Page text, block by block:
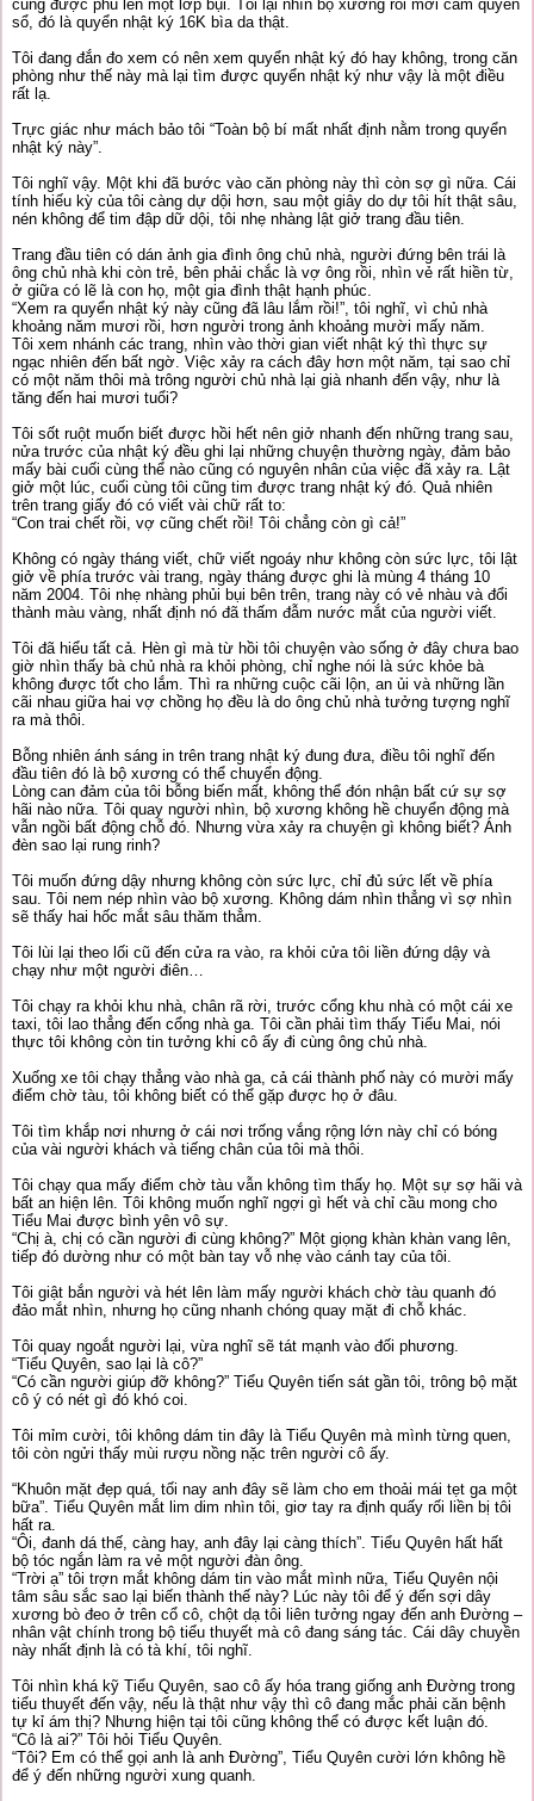
cũng được phủ lên một lớp bụi. Tôi lại nhìn bộ xương rồi mới cầm quyển
sổ, đó là quyển nhật ký 16K bìa da thật.
Tôi đang đắn đo xem có nên xem quyển nhật ký đó hay không, trong căn
phòng như thế này mà lại tìm được quyển nhật ký như vậy là một điều
rất lạ.
Trực giác như mách bảo tôi “Toàn bộ bí mất nhất định nằm trong quyển
nhật ký này”.
Tôi nghĩ vậy. Một khi đã bước vào căn phòng này thì còn sợ gì nữa. Cái
tính hiếu kỳ của tôi càng dự dội hơn, sau một giây do dự tôi hít thật sâu,
nén không để tim đập dữ dội, tôi nhẹ nhàng lật giở trang đầu tiên.
Trang đầu tiên có dán ảnh gia đình ông chủ nhà, người đứng bên trái là
ông chủ nhà khi còn trẻ, bên phải chắc là vợ ông rồi, nhìn vẻ rất hiền từ,
ở giữa có lẽ là con họ, một gia đình thật hạnh phúc.
“Xem ra quyển nhật ký này cũng đã lâu lắm rồi!”, tôi nghĩ, vì chủ nhà
khoảng năm mươi rồi, hơn người trong ảnh khoảng mười mấy năm.
Tôi xem nhánh các trang, nhìn vào thời gian viết nhật ký thì thực sự
ngạc nhiên đến bất ngờ. Việc xảy ra cách đây hơn một năm, tại sao chỉ
có một năm thôi mà trông người chủ nhà lại già nhanh đến vậy, như là
tăng đến hai mươi tuổi?
Tôi sốt ruột muốn biết được hồi hết nên giở nhanh đến những trang sau,
nửa trước của nhật ký đều ghi lại những chuyện thường ngày, đảm bảo
mấy bài cuối cùng thể nào cũng có nguyên nhân của việc đã xảy ra. Lật
giở một lúc, cuối cùng tôi cũng tim được trang nhật ký đó. Quả nhiên
trên trang giấy đó có viết vài chữ rất to:
“Con trai chết rồi, vợ cũng chết rồi! Tôi chẳng còn gì cả!”
Không có ngày tháng viết, chữ viết ngoáy như không còn sức lực, tôi lật
giở về phía trước vài trang, ngày tháng được ghi là mùng 4 tháng 10
năm 2004. Tôi nhẹ nhàng phủi bụi bên trên, trang này có vẻ nhàu và đổi
thành màu vàng, nhất định nó đã thấm đẫm nước mắt của người viết.
Tôi đã hiểu tất cả. Hèn gì mà từ hồi tôi chuyện vào sống ở đây chưa bao
giờ nhìn thấy bà chủ nhà ra khỏi phòng, chỉ nghe nói là sức khỏe bà
không được tốt cho lắm. Thì ra những cuộc cãi lộn, an ủi và những lần
cãi nhau giữa hai vợ chồng họ đều là do ông chủ nhà tưởng tượng nghĩ
ra mà thôi.
Bỗng nhiên ánh sáng in trên trang nhật ký đung đưa, điều tôi nghĩ đến
đầu tiên đó là bộ xương có thể chuyển động.
Lòng can đảm của tôi bỗng biến mất, không thể đón nhận bất cứ sự sợ
hãi nào nữa. Tôi quay người nhìn, bộ xương không hề chuyển động mà
vẫn ngồi bất động chỗ đó. Nhưng vừa xảy ra chuyện gì không biết? Ánh
đèn sao lại rung rinh?
Tôi muốn đứng dậy nhưng không còn sức lực, chỉ đủ sức lết về phía
sau. Tôi nem nép nhìn vào bộ xương. Không dám nhìn thẳng vì sợ nhìn
sẽ thấy hai hốc mắt sâu thăm thẳm.
Tôi lùi lại theo lối cũ đến cửa ra vào, ra khỏi cửa tôi liền đứng dậy và
chạy như một người điên…
Tôi chạy ra khỏi khu nhà, chân rã rời, trước cổng khu nhà có một cái xe
taxi, tôi lao thẳng đến cổng nhà ga. Tôi cần phải tìm thấy Tiểu Mai, nói
thực tôi không còn tin tưởng khi cô ấy đi cùng ông chủ nhà.
Xuống xe tôi chạy thẳng vào nhà ga, cả cái thành phố này có mười mấy
điểm chờ tàu, tôi không biết có thể gặp được họ ở đâu.
Tôi tìm khắp nơi nhưng ở cái nơi trống vắng rộng lớn này chỉ có bóng
của vài người khách và tiếng chân của tôi mà thôi.
Tôi chạy qua mấy điểm chờ tàu vẫn không tìm thấy họ. Một sự sợ hãi và
bất an hiện lên. Tôi không muốn nghĩ ngợi gì hết và chỉ cầu mong cho
Tiểu Mai được bình yên vô sự.
“Chị à, chị có cần người đi cùng không?” Một giọng khàn khàn vang lên,
tiếp đó dường như có một bàn tay vỗ nhẹ vào cánh tay của tôi.
Tôi giật bắn người và hét lên làm mấy người khách chờ tàu quanh đó
đảo mắt nhìn, nhưng họ cũng nhanh chóng quay mặt đi chỗ khác.
Tôi quay ngoắt người lại, vừa nghĩ sẽ tát mạnh vào đối phương.
“Tiểu Quyên, sao lại là cô?”
“Có cần người giúp đỡ không?” Tiểu Quyên tiến sát gần tôi, trông bộ mặt
cô ý có nét gì đó khó coi.
Tôi mỉm cười, tôi không dám tin đây là Tiểu Quyên mà mình từng quen,
tôi còn ngửi thấy mùi rượu nồng nặc trên người cô ấy.
“Khuôn mặt đẹp quá, tối nay anh đây sẽ làm cho em thoải mái tẹt ga một
bữa”. Tiểu Quyên mắt lim dim nhìn tôi, giơ tay ra định quấy rối liền bị tôi
hất ra.
“Ôi, đanh dá thế, càng hay, anh đây lại càng thích”. Tiểu Quyên hất hất
bộ tóc ngắn làm ra vẻ một người đàn ông.
“Trời ạ” tôi trợn mắt không dám tin vào mắt mình nữa, Tiểu Quyên nội
tâm sâu sắc sao lại biến thành thế này? Lúc này tôi để ý đến sợi dây
xương bò đeo ở trên cổ cô, chột dạ tôi liên tưởng ngay đến anh Đường –
nhân vật chính trong bộ tiểu thuyết mà cô đang sáng tác. Cái dây chuyền
này nhất định là có tà khí, tôi nghĩ.
Tôi nhìn khá kỹ Tiểu Quyên, sao cô ấy hóa trang giống anh Đường trong
tiểu thuyết đến vậy, nếu là thật như vậy thì cô đang mắc phải căn bệnh
tự kỉ ám thị? Nhưng hiện tại tôi cũng không thể có được kết luận đó.
“Cô là ai?” Tôi hỏi Tiểu Quyên.
“Tôi? Em có thể gọi anh là anh Đường”, Tiểu Quyên cười lớn không hề
để ý đến những người xung quanh.